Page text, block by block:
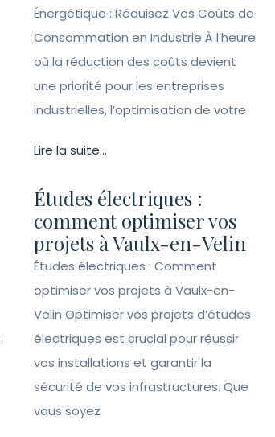
Énergétique : Réduisez Vos Coûts de
Consommation en Industrie À l’heure
où la réduction des coûts devient
une priorité pour les entreprises
industrielles, l’optimisation de votre
Lire la suite...
Études électriques :
comment optimiser vos
projets à Vaulx-en-Velin
Études électriques : Comment
optimiser vos projets à Vaulx-en-
Velin Optimiser vos projets d’études
électriques est crucial pour réussir
vos installations et garantir la
sécurité de vos infrastructures. Que
vous soyez